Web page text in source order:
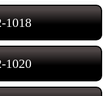
1018
1020